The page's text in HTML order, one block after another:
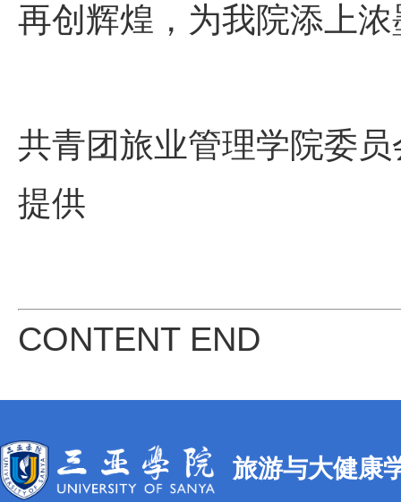
再创辉煌，为我院添上
共青团旅业管理学院委
提供
CONTENT END
旅游与大健康